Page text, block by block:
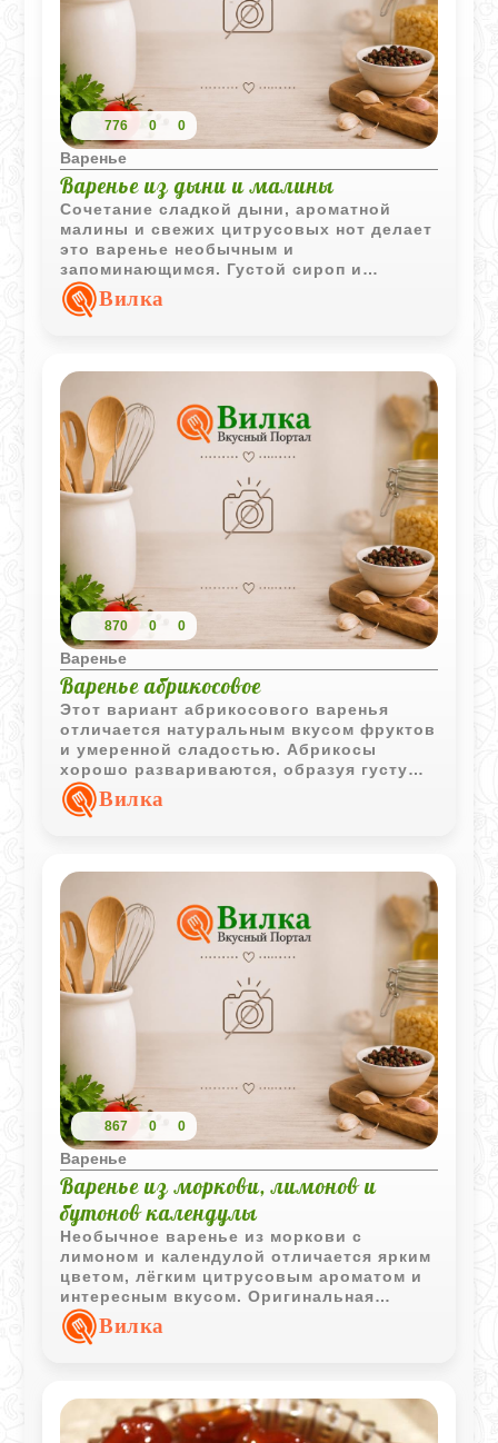
776 0 0
Варенье
Варенье из дыни и малины
Сочетание сладкой дыни, ароматной
малины и свежих цитрусовых нот делает
это варенье необычным и
запоминающимся. Густой сироп и
кусочки фруктов отлично подходят для
домашнего чаепития.
Вилка
870 0 0
Варенье
Варенье абрикосовое
Этот вариант абрикосового варенья
отличается натуральным вкусом фруктов
и умеренной сладостью. Абрикосы
хорошо развариваются, образуя густую
ароматную массу без длительной варки.
Вилка
867 0 0
Варенье
Варенье из моркови, лимонов и
бутонов календулы
Необычное варенье из моркови с
лимоном и календулой отличается ярким
цветом, лёгким цитрусовым ароматом и
интересным вкусом. Оригинальная
заготовка для любителей нестандартных
домашних десертов.
Вилка